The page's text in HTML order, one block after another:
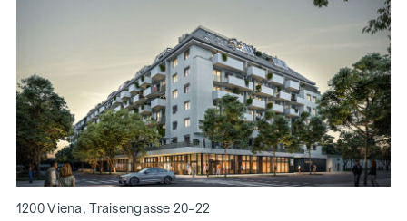
1200 Viena, Traisengasse 20-22